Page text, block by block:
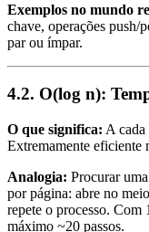
Exemplos no mundo
chave, operações push/
par ou ímpar.
4.2. O(log n):
O que significa: A cada
Extremamente eficiente
Analogia: Procurar
por página: abre no
repete o processo. Com
máximo ~20 passos.